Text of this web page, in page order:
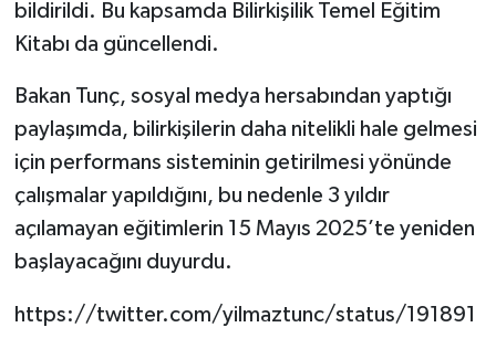
bildirildi. Bu kapsamda Bilirkişilik Temel Eğitim
Kitabı da güncellendi.
Bakan Tunç, sosyal medya hersabından yaptığı
paylaşımda, bilirkişilerin daha nitelikli hale gelmesi
için performans sisteminin getirilmesi yönünde
çalışmalar yapıldığını, bu nedenle 3 yıldır
açılamayan eğitimlerin 15 Mayıs 2025’te yeniden
başlayacağını duyurdu.
https://twitter.com/yilmaztunc/status/191891